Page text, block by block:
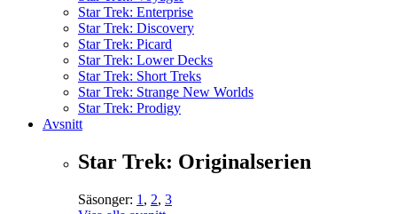
Star Trek: Enterprise
Star Trek: Discovery
Star Trek: Picard
Star Trek: Lower Decks
Star Trek: Short Treks
Star Trek: Strange New Worlds
Star Trek: Prodigy
Avsnitt
Star Trek: Originalserien
Säsonger: 1 , 2, 3